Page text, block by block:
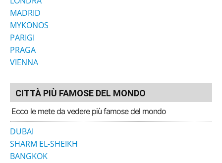
MADRID
MYKONOS
PARIGI
PRAGA
VIENNA
CITTÀ PIÙ FAMOSE DEL MONDO
Ecco le mete da vedere più famose del mondo
DUBAI
SHARM EL-SHEIKH
BANGKOK